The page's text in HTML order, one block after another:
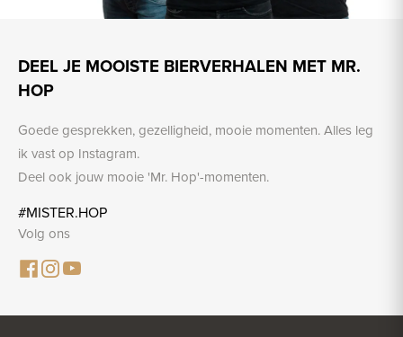
DEEL JE MOOISTE BIERVERHALEN MET MR.
HOP
Goede gesprekken, gezelligheid, mooie momenten. Alles leg
ik vast op Instagram.
Deel ook jouw mooie 'Mr. Hop'-momenten.
#MISTER.HOP
Volg ons